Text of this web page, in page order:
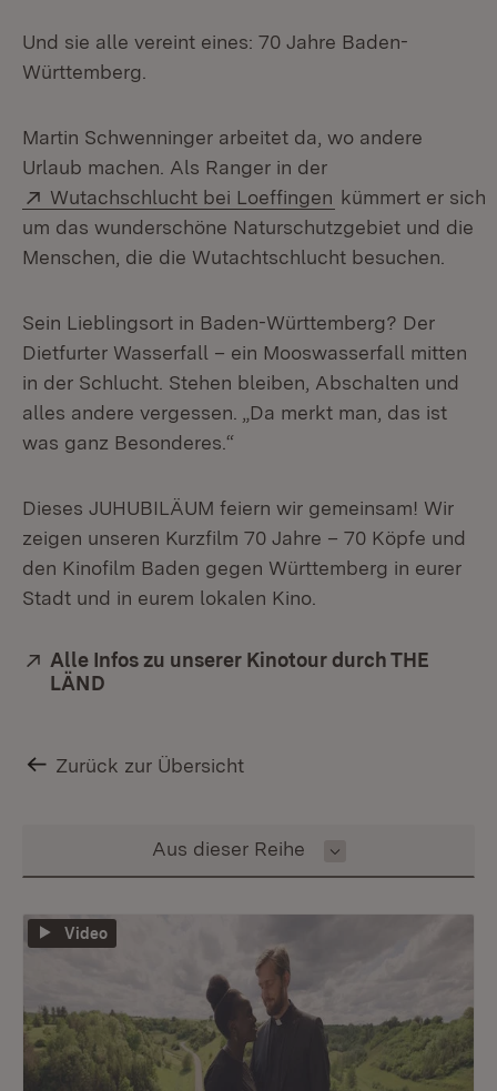
Und sie alle vereint eines: 70 Jahre Baden-
Württemberg.
Martin Schwenninger arbeitet da, wo andere
Urlaub machen. Als Ranger in der
Extern:
Wutachschlucht bei Loeffingen (Öffnet in neuem
kümmert er sich
um das wunderschöne Naturschutzgebiet und die
Menschen, die die Wutachtschlucht besuchen.
Sein Lieblingsort in Baden-Württemberg? Der
Dietfurter Wasserfall – ein Mooswasserfall mitten
in der Schlucht. Stehen bleiben, Abschalten und
alles andere vergessen. „Da merkt man, das ist
was ganz Besonderes.“
Dieses JUHUBILÄUM feiern wir gemeinsam! Wir
zeigen unseren Kurzfilm 70 Jahre – 70 Köpfe und
den Kinofilm Baden gegen Württemberg in eurer
Stadt und in eurem lokalen Kino.
Extern:
Alle Infos zu unserer Kinotour durch THE
LÄND
Zurück zur Übersicht
Inhalt auswählen
Aus dieser Reihe
Video